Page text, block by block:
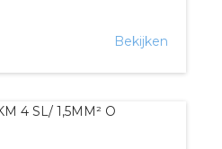
Bekijken